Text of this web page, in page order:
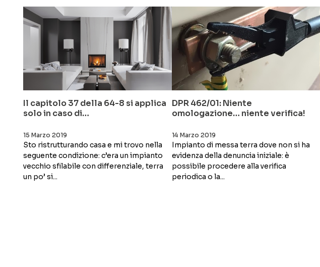
Il capitolo 37 della 64-8 si applica
solo in caso di…
15 Marzo 2019
Sto ristrutturando casa e mi trovo nella
seguente condizione: c’era un impianto
vecchio sfilabile con differenziale, terra
un po’ si...
DPR 462/01: Niente
omologazione… niente verifica!
14 Marzo 2019
Impianto di messa terra dove non si ha
evidenza della denuncia iniziale: è
possibile procedere alla verifica
periodica o la...